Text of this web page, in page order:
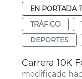
EN PORTADA
TRÁFICO
DEPORTES
Carrera 10K
modificado